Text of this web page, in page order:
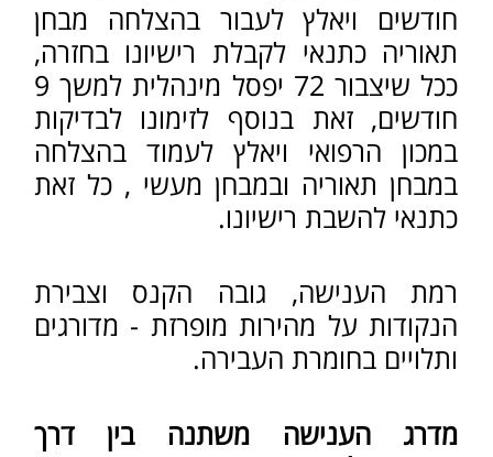
בנהיגה במהירות הגבוהה מהמותר
ב- 41 קמ"ש ומעלה בדרך עירונית או
ב- 51 קמ"ש ומעלה בדרך בין עירונית,
יקבל הנהג זימון לדין, וככל שיורשע,
ייפסל בדר"כ רישיון הנהיגה של הנהג
בפועל ו/או על תנאי, לתקופה ע"פ
שיקול דעתו של בית המשפט, זאת
בנוסף לצבירת 10 נקודות לחובתו.
לציין, כי בסמכות קצין משטרה לפסול
טרם המשפט ל-30 ימים, וזאת ע"פ
שיקול דעתו.
מהירות?